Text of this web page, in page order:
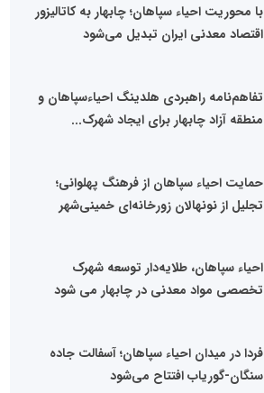
با محوریت احیاء سپاهان؛ چابهار به کاتالیزور
اقتصاد معدنی ایران تبدیل می‌شود
تفاهم‌نامه راهبردی هلدینگ احیاء‌سپاهان و
منطقه آزاد چابهار برای ایجاد شهرک...
حمایت احیاء سپاهان از فرهنگ پهلوانی؛
تجلیل از نونهالان زورخانه‌ای خمینی‌شهر
احیاء سپاهان، طلایه‌دار توسعه شهرک
تخصصی مواد معدنی در چابهار می شود
فردا در میدان احیاء سپاهان؛ آسفالت جاده
سنگان-گوریاب افتتاح می‌شود